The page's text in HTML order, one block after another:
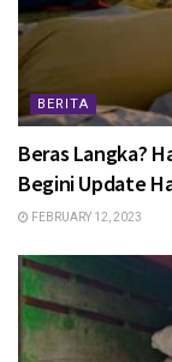
BERITA
Beras Langka?
Begini Update
FEBRUARY 12, 2023